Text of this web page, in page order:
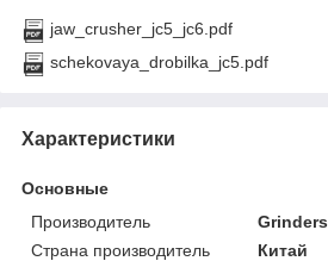
jaw_crusher_jc5_jc6.pdf
schekovaya_drobilka_jc5.pdf
Характеристики
Основные
Производитель
Grinders
Страна производитель
Китай